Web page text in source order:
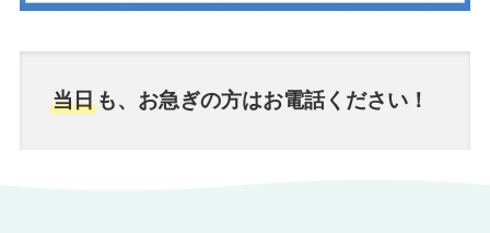
当日 も、お急ぎの方はお電話ください！